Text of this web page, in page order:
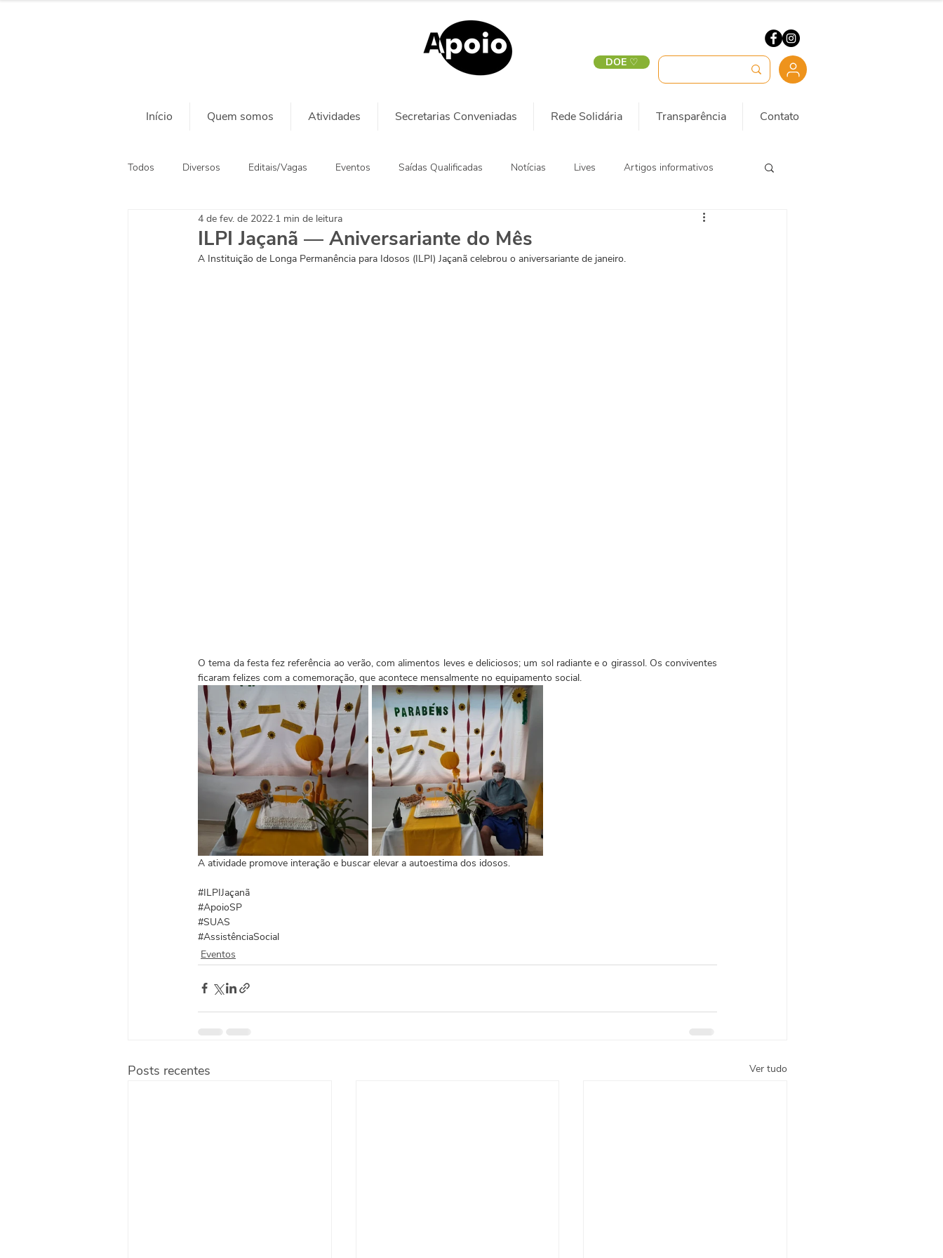
DOE ♡
Início Quem somos Atividades Secretarias Conveniadas Rede Solidária Transparência Contato
Todos Diversos Editais/Vagas Eventos Saídas Qualificadas Notícias Lives Artigos informativos
Ação Social Habitação
ILPI Jaçanã — Aniversariante do Mês
4 de fev. de 2022 1 min de leitura
A Instituição de Longa Permanência para Idosos (ILPI) Jaçanã celebrou o aniversariante de janeiro.
O tema da festa fez referência ao verão, com alimentos leves e deliciosos; um sol radiante e o girassol. Os conviventes
ficaram felizes com a comemoração, que acontece mensalmente no equipamento social.
A atividade promove interação e buscar elevar a autoestima dos idosos.
#ILPIJaçanã
#ApoioSP
#SUAS
#AssistênciaSocial
Eventos
Posts recentes Ver tudo